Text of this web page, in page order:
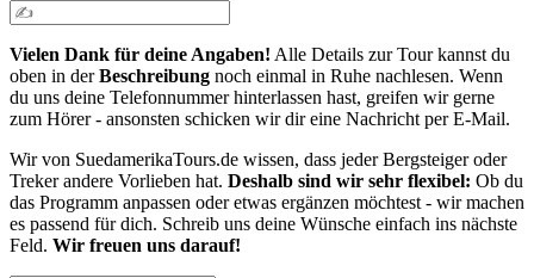
Vielen Dank für deine Angaben! Alle Details zur Tour kannst du
oben in derBeschreibung noch einmal in Ruhe nachlesen. Wenn
du uns deine Telefonnummer hinterlassen hast, greifen wir gerne
zum Hörer - ansonsten schicken wir dir eine Nachricht per E-Mail.
Wir von SuedamerikaTours.de wissen, dass jeder Bergsteiger oder
Treker andere Vorlieben hat. Deshalb sind wir sehr flexibel: Ob du
das Programm anpassen oder etwas ergänzen möchtest - wir machen
es passend für dich. Schreib uns deine Wünsche einfach ins nächste
Feld. Wir freuen uns darauf!